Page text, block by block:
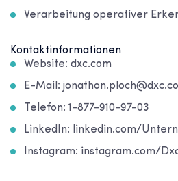
Verarbeitung operativer
Kontaktinformationen
Website: dxc.com
E-Mail:
Telefon: 1-877-910-97-03
LinkedIn: linkedin.com/
Instagram: instagram.com/